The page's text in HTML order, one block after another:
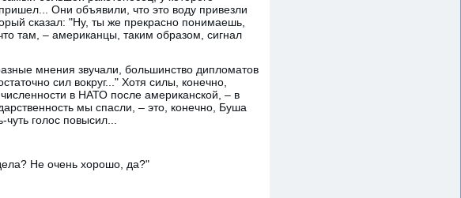
Они объявили, что это воду привезли
сказал: "Ну, ты же прекрасно понимаешь,
там, – американцы, таким образом, сигнал
мнения звучали, большинство дипломатов
сил вокруг..." Хотя силы, конечно,
в НАТО после американской, – в
мы спасли, – это, конечно, Буша
голос повысил...
Не очень хорошо, да?"